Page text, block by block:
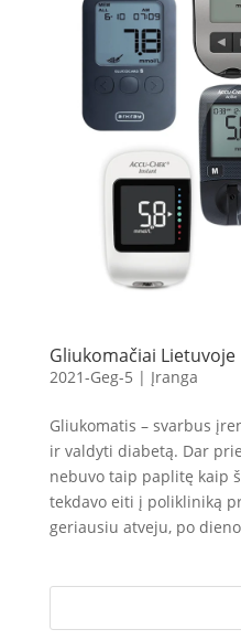
Gliukomačiai Lietuvoje
2021-Geg-5 | Įranga
Gliukomatis – svarbus
ir valdyti diabetą. Dar
nebuvo taip paplitę kaip
tekdavo eiti į polikliniką
geriausiu atveju, po